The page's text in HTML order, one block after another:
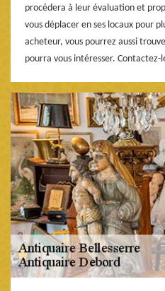
procédera à leur évaluation et
vous déplacer en ses locaux pour
acheteur, vous pourrez aussi
pourra vous intéresser. Contactez-